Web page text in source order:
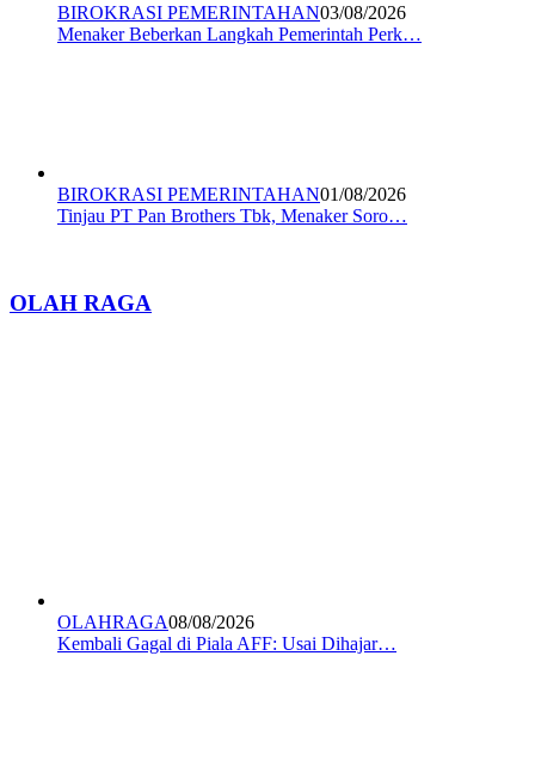
BIROKRASI PEMERINTAHAN03/08/2026
Menaker Beberkan Langkah Pemerintah Perk…
BIROKRASI PEMERINTAHAN01/08/2026
Tinjau PT Pan Brothers Tbk, Menaker Soro…
OLAH RAGA
OLAHRAGA08/08/2026
Kembali Gagal di Piala AFF: Usai Dihajar…